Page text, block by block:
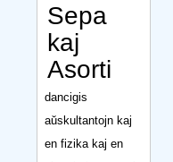
Sepa
kaj
Asorti
dancigis
aŭskultantojn kaj
en fizika kaj en